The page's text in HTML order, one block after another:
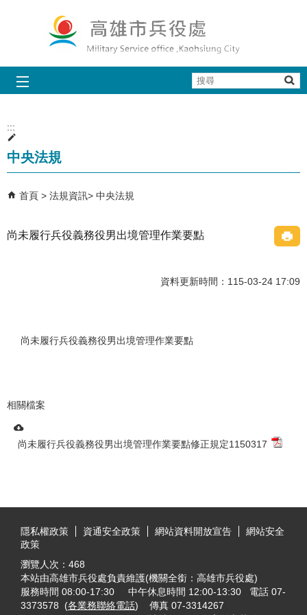
跳到主要內容區塊
搜
尋
:::
中央法規
首頁 法規資訊 中央法規
尚未履行兵役義務役男出境管理作業要點
資料更新時間：115-03-24 17:09
尚未履行兵役義務役男出境管理作業要點
相關檔案
尚未履行兵役義務役男出境管理作業要點修正規定1150317
隱私權政策
資通安全政策 網站資料開放宣告
網站安全
政策
瀏覽人次： 468
本站由高雄市兵役處負責維護(機關全銜：高雄市兵役處)
服務時間 08:00-17:30 中午休息時間 12:00-13:30 電話 07-
3373578 (各業務聯絡電話) 傳真 07-3314267